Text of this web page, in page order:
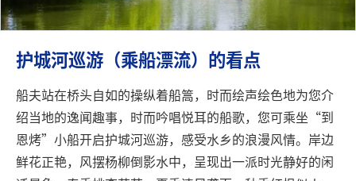
护城河巡游（乘船漂流）的看点
船夫站在桥头自如的操纵着船篙，时而绘声绘色地为您介
绍当地的逸闻趣事，时而吟唱悦耳的船歌，您可乘坐“到
恩烤”小船开启护城河巡游，感受水乡的浪漫风情。岸边
鲜花正艳，风摆杨柳倒影水中，呈现出一派时光静好的闲